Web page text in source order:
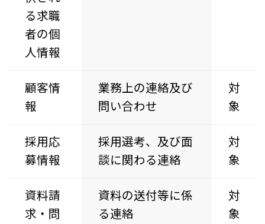
る求職
者の個
人情報
顧客情
報
業務上の連絡及び
問い合わせ
対
象
採用応
募情報
採用選考、及び面
談に関わる連絡
対
象
資料請
求・問
資料の送付等に係
る連絡
対
象